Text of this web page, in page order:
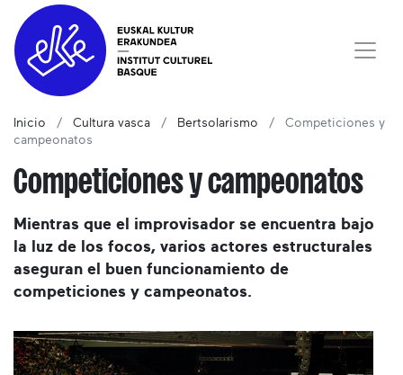
Inicio Cultura vasca Bertsolarismo
Competiciones y
campeonatos
Competiciones y campeonatos
Mientras que el improvisador se encuentra bajo
la luz de los focos, varios actores estructurales
aseguran el buen funcionamiento de
competiciones y campeonatos.